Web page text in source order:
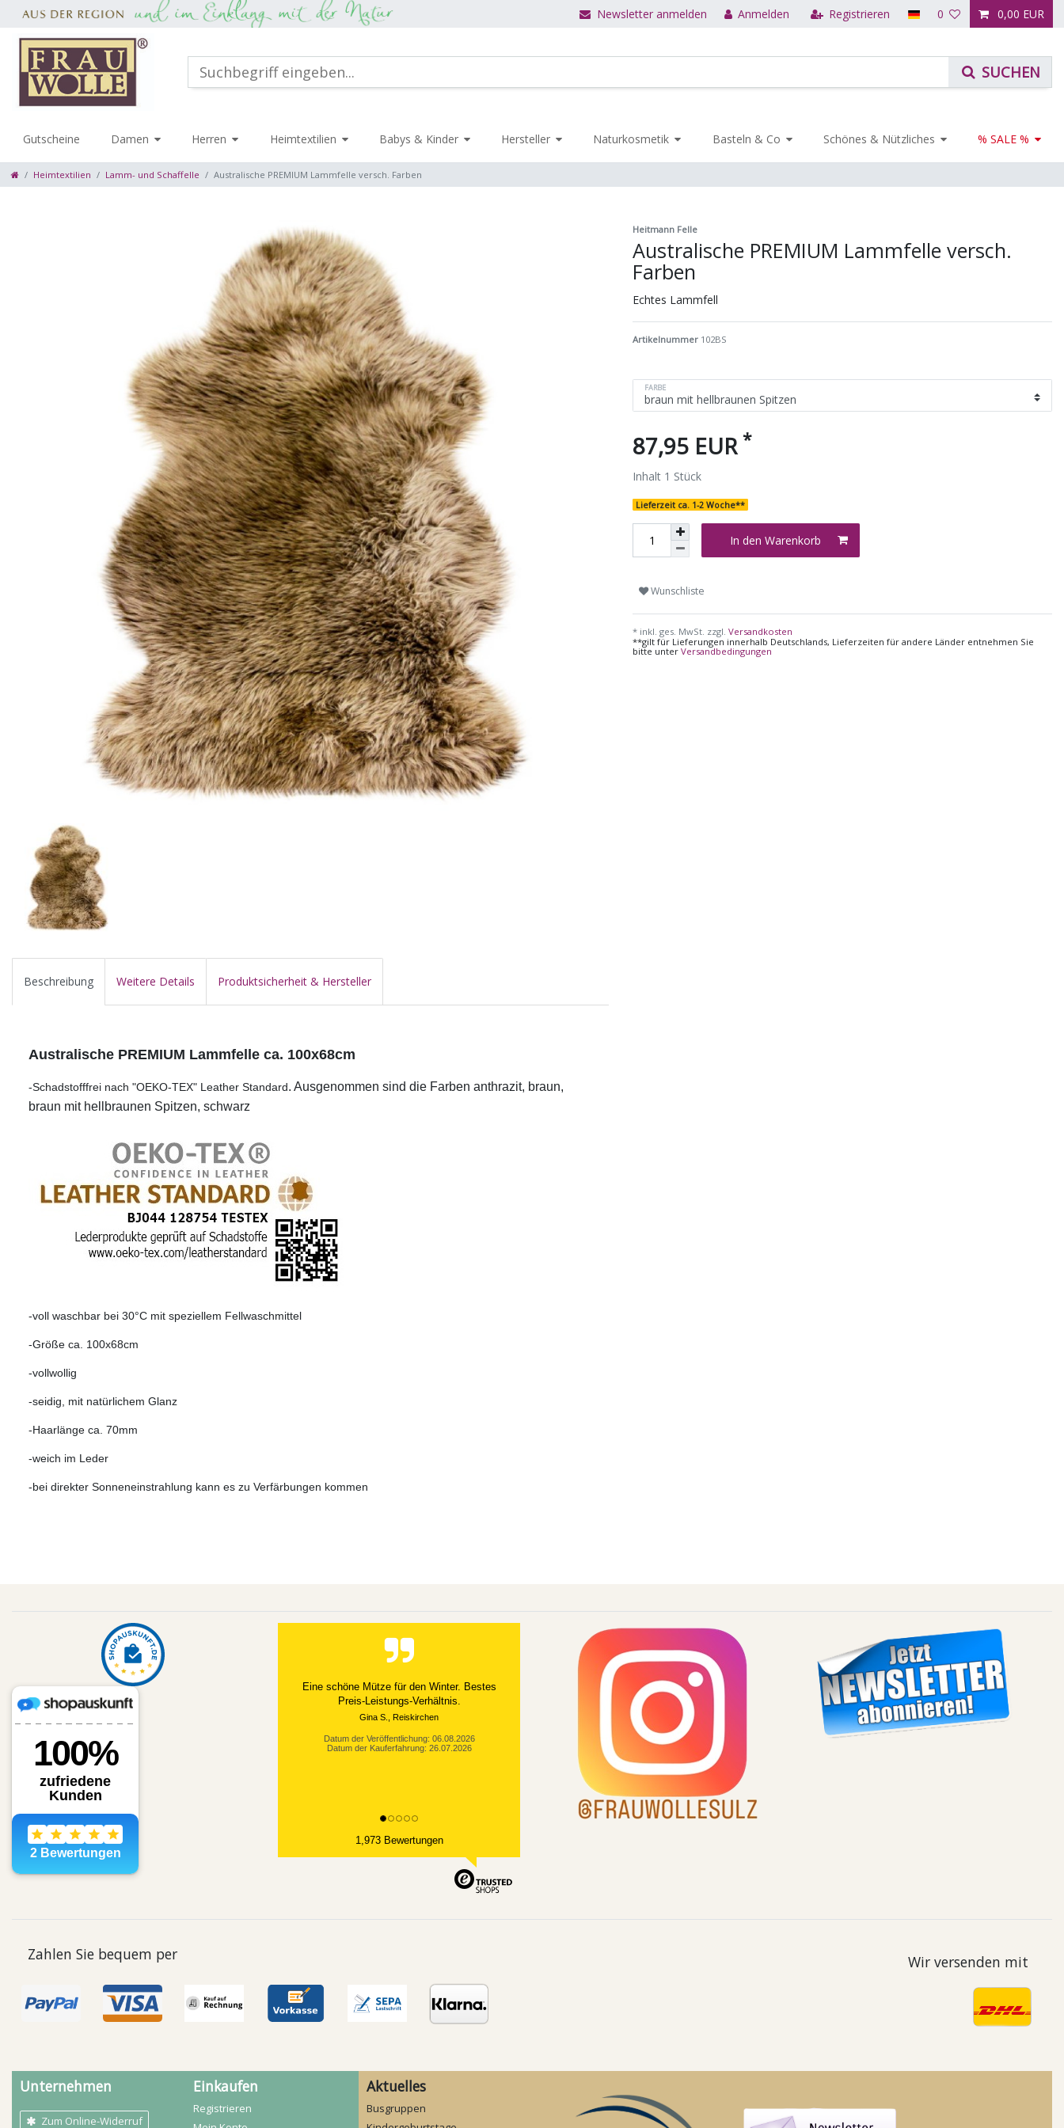
Newsletter anmelden Anmelden Registrieren 0 0,00 EUR
Gutscheine Damen Herren Heimtextilien Babys & Kinder Hersteller Naturkosmetik Basteln & Co Schönes & Nützliches % SALE %
Heimtextilien Lamm- und Schaffelle Australische PREMIUM Lammfelle versch. Farben
Heitmann Felle
Australische PREMIUM Lammfelle versch.
Farben
Echtes Lammfell
Artikelnummer 102BS
FARBE
87,95 EUR *
Inhalt 1 Stück
Lieferzeit ca. 1-2 Woche**
In den Warenkorb
Wunschliste
* inkl. ges. MwSt. zzgl. Versandkosten
**gilt für Lieferungen innerhalb Deutschlands, Lieferzeiten für andere Länder entnehmen Sie
bitte unter Versandbedingungen
Beschreibung Weitere Details Produktsicherheit & Hersteller
Australische PREMIUM Lammfelle ca. 100x68cm
-Schadstofffrei nach "OEKO-TEX" Leather Standard. Ausgenommen sind die Farben anthrazit, braun,
braun mit hellbraunen Spitzen, schwarz
-voll waschbar bei 30°C mit speziellem Fellwaschmittel
-Größe ca. 100x68cm
-vollwollig
-seidig, mit natürlichem Glanz
-Haarlänge ca. 70mm
-weich im Leder
-bei direkter Sonneneinstrahlung kann es zu Verfärbungen kommen
Eine schöne Mütze für den Winter. Bestes
Preis-Leistungs-Verhältnis.
Gina S., Reiskirchen
Datum der Veröffentlichung: 06.08.2026
Datum der Kauferfahrung: 26.07.2026
1,973 Bewertungen
Zahlen Sie bequem per Wir versenden mit
Unternehmen
Zum Online-Widerruf
Einkaufen
Registrieren
Aktuelles
Busgruppen